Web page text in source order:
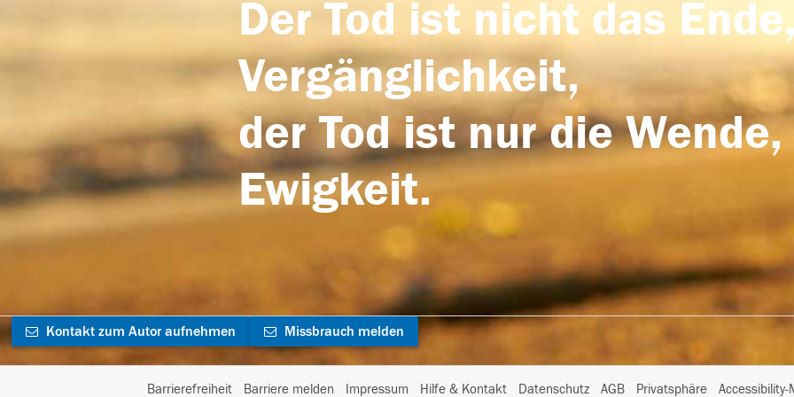
Der Tod ist nicht das
Vergänglichkeit,
der Tod ist nur die
Ewigkeit.
Kontakt zum Autor aufnehmen Missbrauch melden
Barrierefreiheit Barriere melden Impressum Hilfe & Kontakt Datenschutz AGB Privatsphäre I